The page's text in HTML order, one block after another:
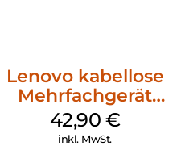
Lenovo kabellose
Mehrfachgerät
Luna Grey
42,90 €
inkl. MwSt.